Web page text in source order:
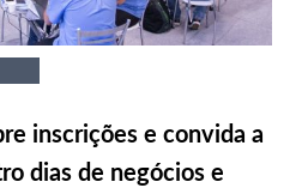
inscrições e convida a
dias de negócios e